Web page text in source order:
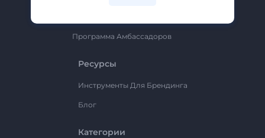
Программа Амбассадоров
Ресурсы
Инструменты Для Брендинга
Блог
Категории